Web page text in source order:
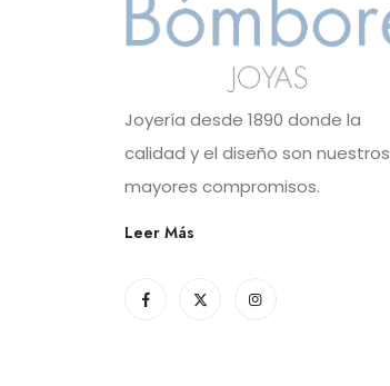
Joyería desde 1890 donde la
calidad y el diseño son nuestros
mayores compromisos.
Leer Más